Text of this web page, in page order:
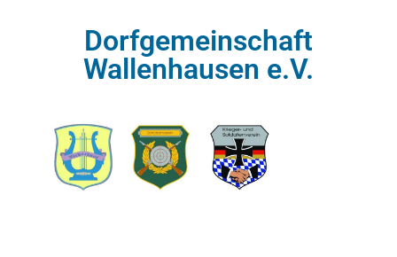
Dorfgemeinschaft
Wallenhausen e.V.